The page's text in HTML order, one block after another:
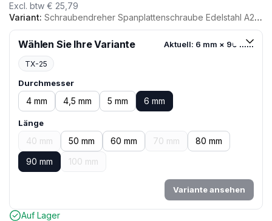
Excl. btw € 25,79
Variant: Schraubendreher Spanplattenschraube Edelstahl A2 6.0 X 90 Gewinde TX-25 100 Stück
Wählen Sie Ihre Variante Aktuell: 6 mm × 90 mm
TX-25
Durchmesser
4 mm 4,5 mm 5 mm 6 mm
Länge
40 mm 50 mm 60 mm 70 mm
80 mm
90 mm
100 mm
Variante ansehen
Auf Lager